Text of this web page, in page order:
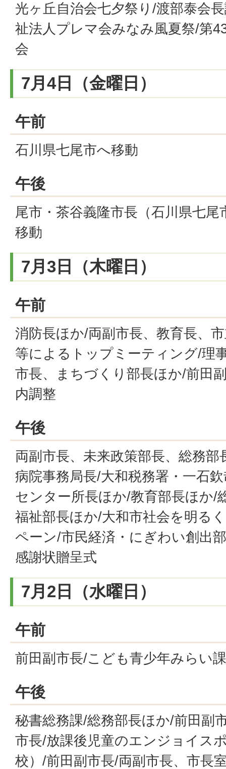
光ヶ丘自治会七夕祭り/渡部泰会
祉法人プレマ会みなみ風夏祭/第
会
7月4日（金曜日）
午前
石川県七尾市へ移動
午後
尾市・茶谷義隆市長（石川県七
移動
7月3日（木曜日）
午前
消防長ほか/両副市長、教育長、
等によるトップミーティング/理
市長、まちづくり部長ほか/前田
内調整
午後
両副市長、未来政策部長、総務部
病院事務局長/大和税務署・一石
センター所長ほか/教育部長ほか/
福祉部長ほか/大和市社会を明る
ペーン/市民経済・にぎわい創出
感謝状贈呈式
7月2日（水曜日）
午前
前田副市長/こども青少年みらい
午後
秘書総務課/総務部長ほか/前田副
市長/放課後児童のエンジョイス
校）/前田副市長/両副市長、市長